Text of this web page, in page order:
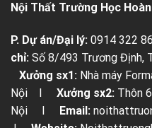
Nội Thất Trường Học
P. Dự án/Đại lý: 0914 322
chỉ: Số 8/493 Trương Định,
Xưởng sx1: Nhà máy
Nội I Xưởng sx2: Thôn
Nội I Email: